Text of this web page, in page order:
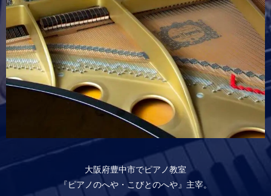
大阪府豊中市でピアノ教室
『ピアノのへや・こびとのへや』主宰。